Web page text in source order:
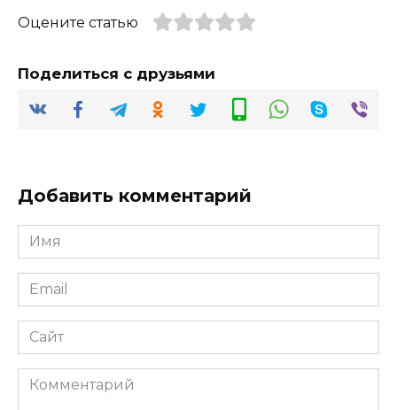
Оцените статью
Поделиться с друзьями
Добавить комментарий
Имя
*
Email
*
Сайт
Комментарий